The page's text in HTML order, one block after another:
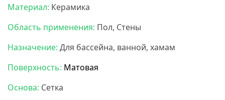
Материал: Керамика
Область применения: Пол, Стены
Назначение: Для бассейна, ванной, хамам
Поверхность: Матовая
Основа: Сетка